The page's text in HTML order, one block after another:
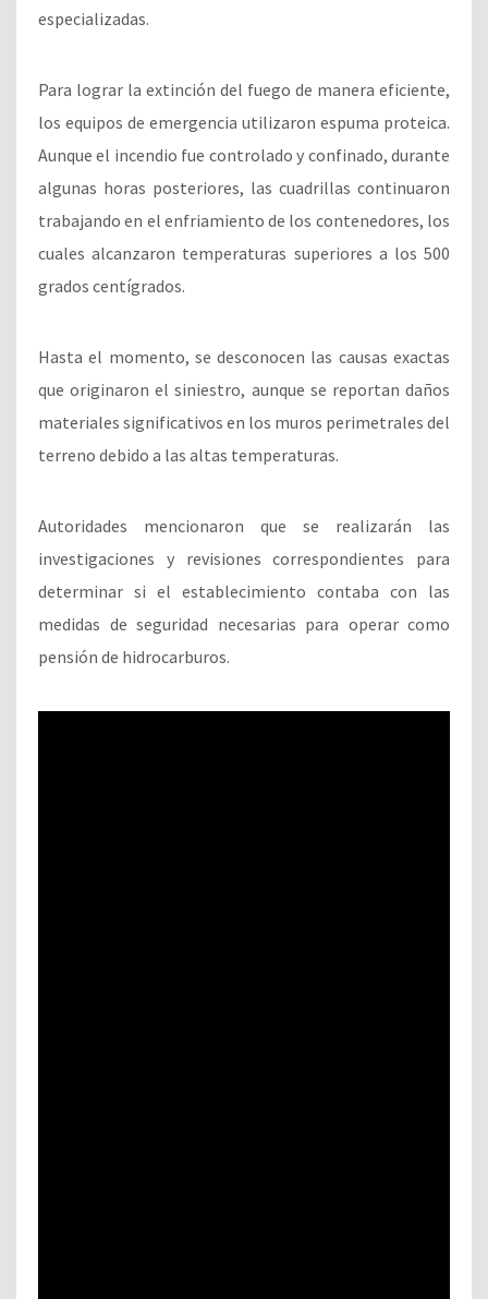
especializadas.
Para lograr la extinción del fuego de manera eficiente,
los equipos de emergencia utilizaron espuma proteica.
Aunque el incendio fue controlado y confinado, durante
algunas horas posteriores, las cuadrillas continuaron
trabajando en el enfriamiento de los contenedores, los
cuales alcanzaron temperaturas superiores a los 500
grados centígrados.
Hasta el momento, se desconocen las causas exactas
que originaron el siniestro, aunque se reportan daños
materiales significativos en los muros perimetrales del
terreno debido a las altas temperaturas.
Autoridades mencionaron que se realizarán las
investigaciones y revisiones correspondientes para
determinar si el establecimiento contaba con las
medidas de seguridad necesarias para operar como
pensión de hidrocarburos.